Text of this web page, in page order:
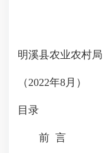
明溪县农业农村局
（2022年8月）
目录
前 言